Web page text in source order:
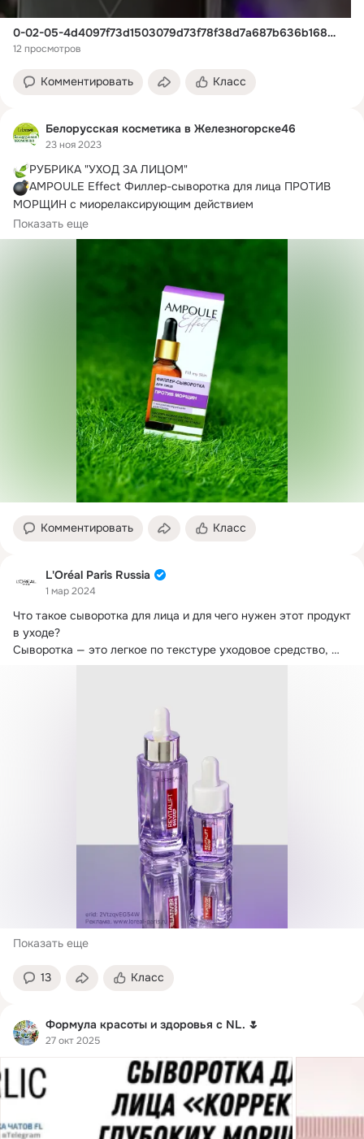
0-02-05-4d4097f73d1503079d73f78f38d7a687b636b168069028c446be1a46cdc0a4c1_ec16e2187d41ee18
12 просмотров
Комментировать Класс
Белорусская косметика в Железногорске46
23 ноя 2023
AMPOULE Effect Филлер-сыворотка для лица ПРОТИВ
В НАЛИЧИИ ВО ВСЕХ МАГАЗИНАХ
Показать еще
Комментировать Класс
L'Oréal Paris Russia
1 мар 2024
Что такое сыворотка для лица и для чего нужен этот продукт
в уходе?
Сыворотка — это легкое по текстуре уходовое средство,
Показать еще
13 Класс
Формула красоты и здоровья с NL. 🌷
27 окт 2025